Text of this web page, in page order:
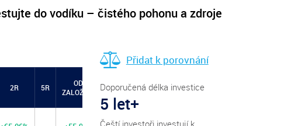
do vodíku – čistého pohonu a zdroje
2R 5R
OD
ZALOŽENÍ
Přidat k porovnání
Doporučená délka investice
5 let+
Čeští investoři investují k